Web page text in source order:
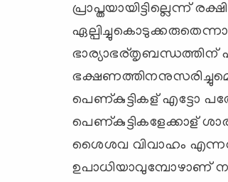
പ്രാപ്തയായിട്ടില്ലെന്ന്
ഭാര്യാഭര്തൃബന്ധത്തിന്
പെണ്കുട്ടികള് എട്ടോ
പെണ്കുട്ടികളേക്കാള്
ശൈശവ വിവാഹം
ഉപാധിയാവുമ്പോഴാണ്